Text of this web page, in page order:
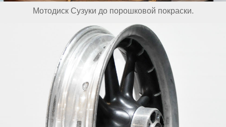
Мотодиск Сузуки до порошковой покраски.